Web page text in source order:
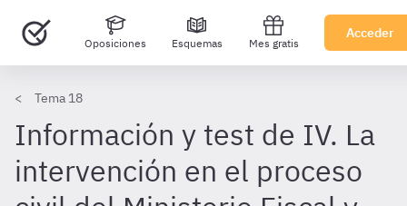
Oposiciones Esquemas Mes gratis
Acceder
Tema 18
Información y test de IV. La
intervención en el proceso